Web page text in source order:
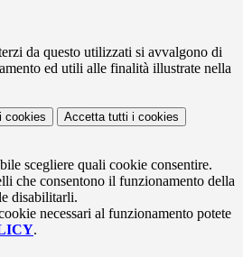
da questo utilizzati si avvalgono di
ed utili alle finalità illustrate nella
i cookies Accetta tutti i cookies
scegliere quali cookie consentire.
che consentono il funzionamento della
disabilitarli.
necessari al funzionamento potete
.